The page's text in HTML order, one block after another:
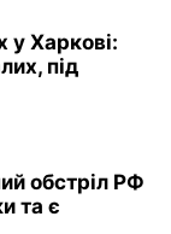
у Харкові:
під
обстріл РФ
та є